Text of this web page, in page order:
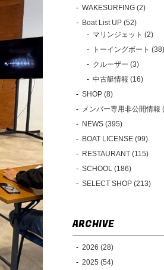
WAKESURFING (2)
Boat List UP (52)
マリンジェット (2)
トーイングボート (38)
クルーザー (3)
中古艇情報 (16)
SHOP (8)
メンバー専用非公開情報
NEWS (395)
BOAT LICENSE (99)
RESTAURANT (115)
SCHOOL (186)
SELECT SHOP (213)
ARCHIVE
2026 (28)
2025 (54)